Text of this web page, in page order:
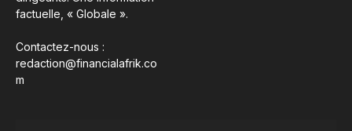
factuelle, « Globale ».
Contactez-nous :
redaction@financialafrik.co
m